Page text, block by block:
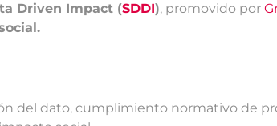
Driven Impact (SDDI), promovido por
del dato, cumplimiento normativo de